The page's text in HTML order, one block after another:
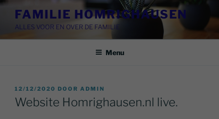
Ga
inhoud
FAMILIE HOMRIGHAUSEN
ALLES VOOR EN OVER DE FAMILIE
Menu
GEPLAATST
OP
12/12/2020 DOOR ADMIN
Website Homrighausen.nl live.